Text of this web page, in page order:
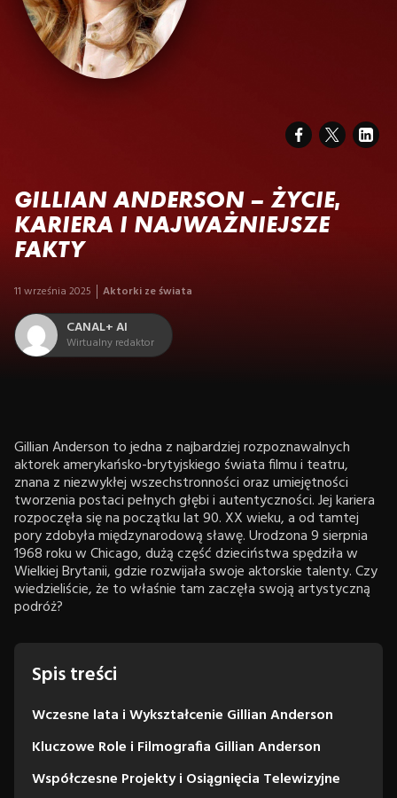
GILLIAN ANDERSON – ŻYCIE,
KARIERA I NAJWAŻNIEJSZE
FAKTY
11 września 2025 Aktorki ze świata
CANAL+ AI
Wirtualny redaktor
Gillian Anderson to jedna z najbardziej rozpoznawalnych
aktorek amerykańsko-brytyjskiego świata filmu i teatru,
znana z niezwykłej wszechstronności oraz umiejętności
tworzenia postaci pełnych głębi i autentyczności. Jej kariera
rozpoczęła się na początku lat 90. XX wieku, a od tamtej
pory zdobyła międzynarodową sławę. Urodzona 9 sierpnia
1968 roku w Chicago, dużą część dzieciństwa spędziła w
Wielkiej Brytanii, gdzie rozwijała swoje aktorskie talenty. Czy
wiedzieliście, że to właśnie tam zaczęła swoją artystyczną
podróż?
Spis treści
Wczesne lata i Wykształcenie Gillian Anderson
Kluczowe Role i Filmografia Gillian Anderson
Współczesne Projekty i Osiągnięcia Telewizyjne